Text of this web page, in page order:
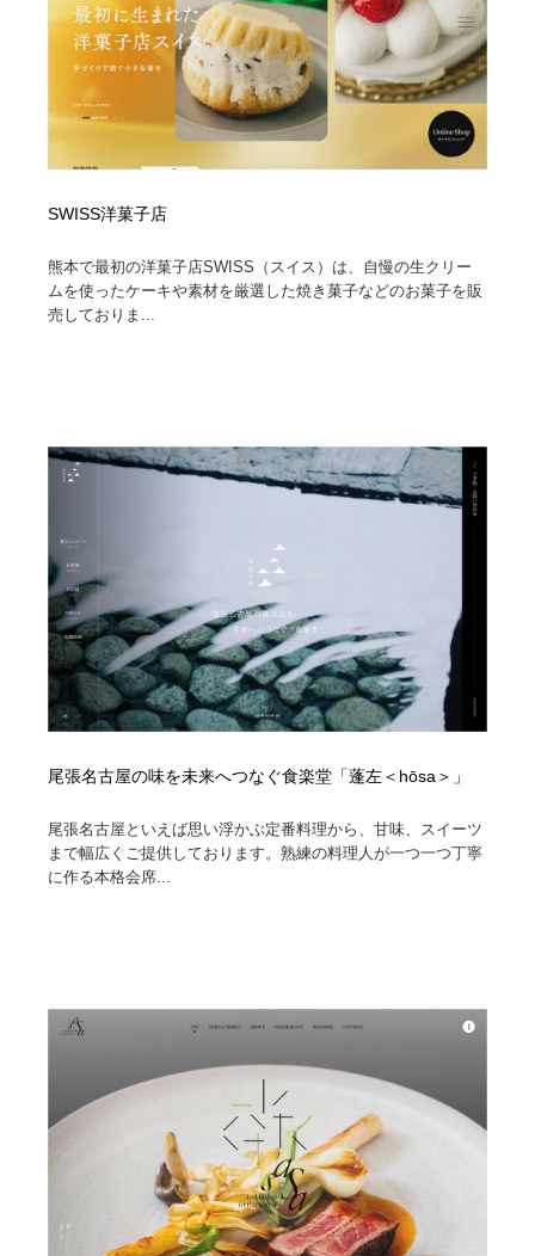
SWISS洋菓子店
熊本で最初の洋菓子店SWISS（スイス）は、自慢の生クリー
ムを使ったケーキや素材を厳選した焼き菓子などのお菓子を販
売しておりま...
尾張名古屋の味を未来へつなぐ食楽堂「蓬左＜hōsa＞」
尾張名古屋といえば思い浮かぶ定番料理から、甘味、スイーツ
まで幅広くご提供しております。熟練の料理人が一つ一つ丁寧
に作る本格会席...